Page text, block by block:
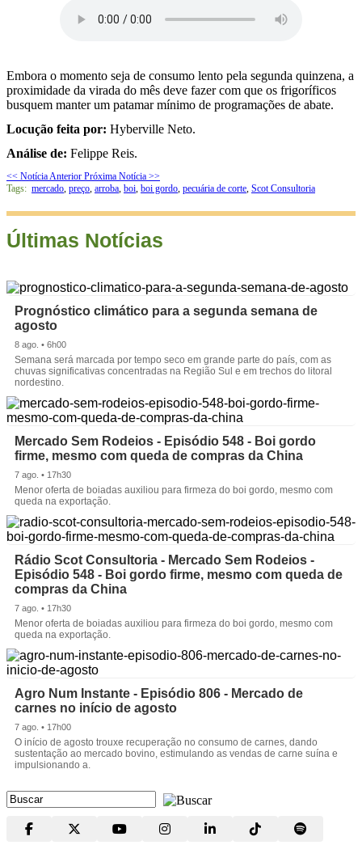
Embora o momento seja de consumo lento pela segunda quinzena, a
proximidade da virada do mês deve fazer com que os frigoríficos
busquem manter um patamar mínimo de programações de abate.
Locução feita por: Hyberville Neto.
Análise de: Felippe Reis.
<< Notícia Anterior Próxima Notícia >>
Tags: mercado, preço, arroba, boi, boi gordo, pecuária de corte, Scot Consultoria
Últimas Notícias
Prognóstico climático para a segunda semana de
agosto
8 ago. • 6h00
Semana será marcada por tempo seco em grande parte do país, com as
chuvas significativas concentradas na Região Sul e em trechos do litoral
nordestino.
Mercado Sem Rodeios - Episódio 548 - Boi gordo
firme, mesmo com queda de compras da China
7 ago. • 17h30
Menor oferta de boiadas auxiliou para firmeza do boi gordo, mesmo com
queda na exportação.
Rádio Scot Consultoria - Mercado Sem Rodeios -
Episódio 548 - Boi gordo firme, mesmo com queda de
compras da China
7 ago. • 17h30
Menor oferta de boiadas auxiliou para firmeza do boi gordo, mesmo com
queda na exportação.
Agro Num Instante - Episódio 806 - Mercado de
carnes no início de agosto
7 ago. • 17h00
O início de agosto trouxe recuperação no consumo de carnes, dando
sustentação ao mercado bovino, estimulando as vendas de carne suína e
impulsionando a.